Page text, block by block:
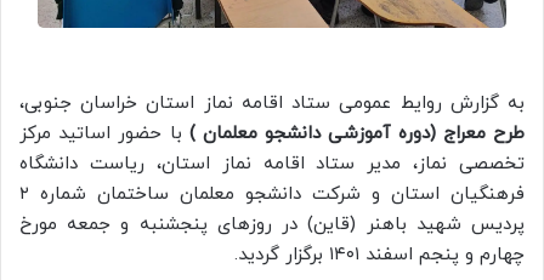
به گزارش روایط عمومی ستاد اقامه نماز استان خراسان جنوبی،
طرح معراج (دوره آموزشی دانشجو معلمان ) با حضور اساتید مرکز
تخصصی نماز، مدیر ستاد اقامه نماز استان، ریاست دانشگاه
فرهنگیان استان و شرکت دانشجو معلمان ساختمان شماره ۲
پردیس شهید باهنر (قاین) در روزهای پنجشنبه و جمعه مورخ
چهارم و پنجم اسفند ۱۴۰۱ برگزار گردید.